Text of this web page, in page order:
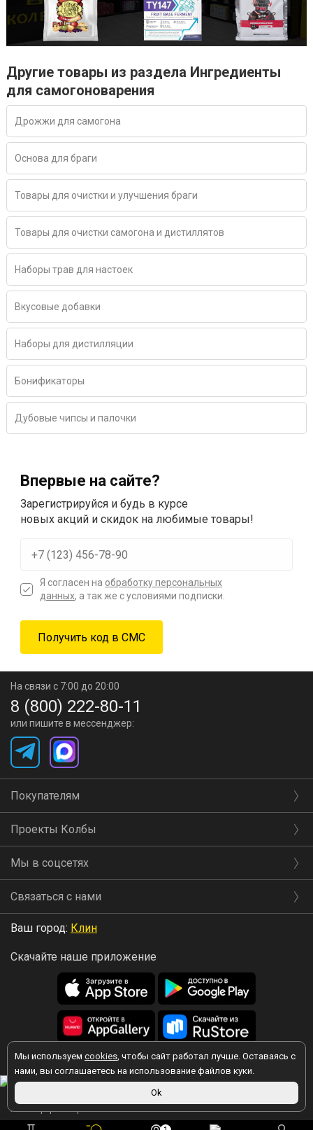
Другие товары из раздела Ингредиенты
для самогоноварения
Дрожжи для самогона
Основа для браги
Товары для очистки и улучшения браги
Товары для очистки самогона и дистиллятов
Наборы трав для настоек
Вкусовые добавки
Наборы для дистилляции
Бонификаторы
Дубовые чипсы и палочки
Впервые на сайте?
Зарегистрируйся и будь в курсе
новых акций и скидок на любимые товары!
Я согласен на обработку персональных
данных, а так же с условиями подписки.
Мы используем cookies, чтобы сайт работал лучше. Оставаясь с
нами, вы соглашаетесь на использование файлов куки.
Ok
На связи с 7:00 до 20:00
8 (800) 222-80-11
или пишите в мессенджер:
Покупателям
Проекты Колбы
Мы в соцсетях
Связаться с нами
Ваш город: Клин
Скачайте наше приложение
2026 © Колба
Вы принимаете условия политики в отношении обработки
персональных данных
любой форме обратной связи на сайте kolba.ru.